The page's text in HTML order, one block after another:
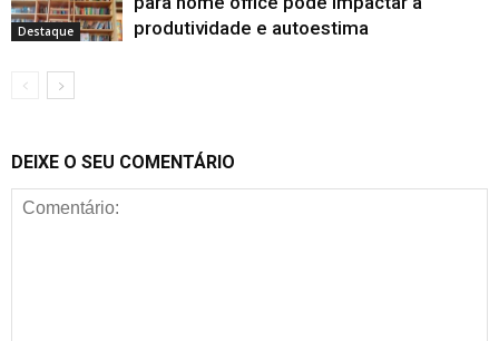
Destaque
produtividade e autoestima
DEIXE O SEU COMENTÁRIO